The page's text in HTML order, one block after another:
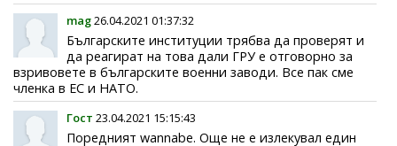
mag26.04.2021 01:37:32
Българските институции трябва да проверят и
да реагират на това дали ГРУ е отговорно за
взривовете в българските военни заводи. Все пак сме
членка в ЕС и НАТО.
Гост 23.04.2021 15:15:43
Поредният wannabe. Още не е излекувал един